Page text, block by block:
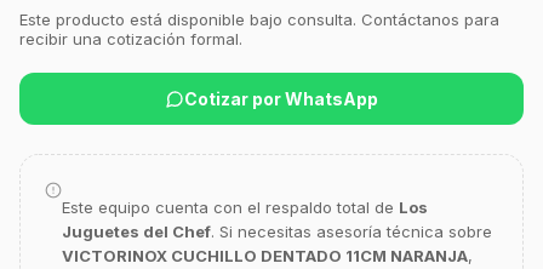
Este producto está disponible bajo consulta. Contáctanos para
recibir una cotización formal.
Cotizar por WhatsApp
Este equipo cuenta con el respaldo total de Los
Juguetes del Chef. Si necesitas asesoría técnica sobre
VICTORINOX CUCHILLO DENTADO 11CM NARANJA,
¡Hola Chef! 🍳 Soy GastroBot, tu asesor
de cocina profesional de GastroArt.